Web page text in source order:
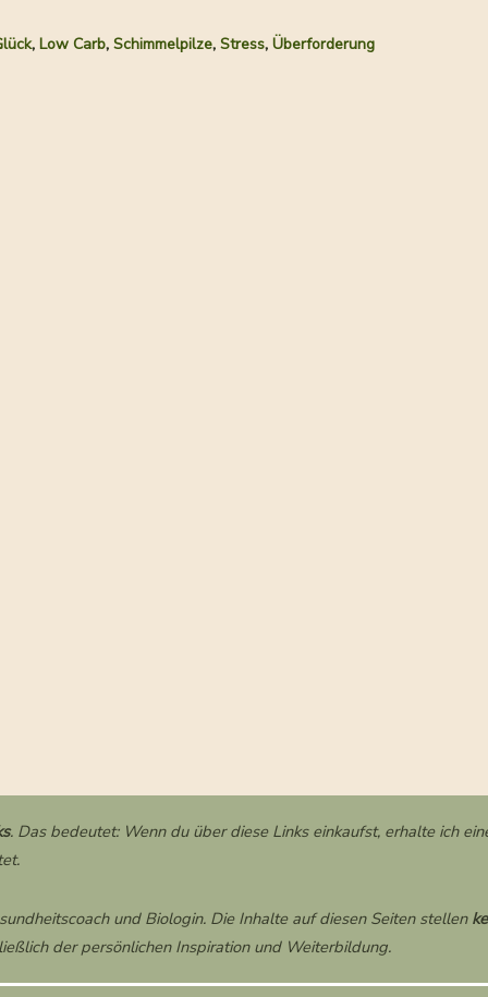
, Low Carb, Schimmelpilze, Stress, Überforderung
. Das bedeutet: Wenn du über diese Links einkaufst, erhalte ich
und Biologin. Die Inhalte auf diesen Seiten stellen
der persönlichen Inspiration und Weiterbildung.